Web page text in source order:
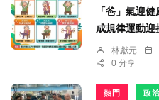
「爸」氣迎
成規律運動迎
林獻元
0 分享
熱門 政